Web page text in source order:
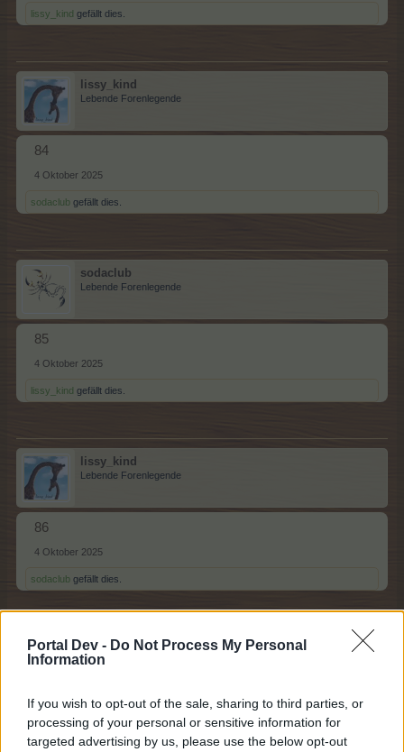
Portal Dev - Do Not Process My Personal
Information
If you wish to opt-out of the sale, sharing to third parties, or
processing of your personal or sensitive information for
targeted advertising by us, please use the below opt-out
lissy_kind gefällt dies.
lissy_kind
Lebende Forenlegende
84
4 Oktober 2025
sodaclub gefällt dies.
sodaclub
Lebende Forenlegende
85
4 Oktober 2025
lissy_kind gefällt dies.
lissy_kind
Lebende Forenlegende
86
4 Oktober 2025
sodaclub gefällt dies.
sodaclub
Lebende Forenlegende
4 Oktober 2025